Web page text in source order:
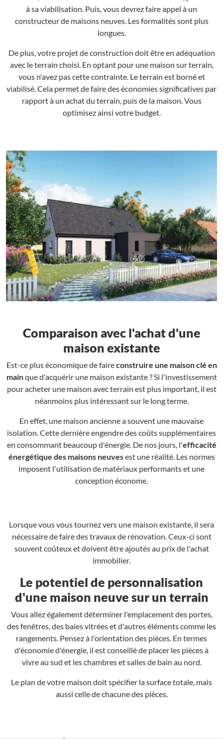
à sa viabilisation. Puis, vous devrez faire appel à un
constructeur de maisons neuves. Les formalités sont plus
longues.
De plus, votre projet de construction doit être en adéquation
avec le terrain choisi. En optant pour une maison sur terrain,
vous n'avez pas cette contrainte. Le terrain est borné et
viabilisé. Cela permet de faire des économies significatives par
rapport à un achat du terrain, puis de la maison. Vous
optimisez ainsi votre budget.
Comparaison avec l'achat d'une
maison existante
Est-ce plus économique de faireconstruire une maison clé en
mainque d'acquérir une maison existante ? Si l'investissement
pour acheter une maison avec terrain est plus important, il est
néanmoins plus intéressant sur le long terme.
En effet, une maison ancienne a souvent une mauvaise
isolation. Cette dernière engendre des coûts supplémentaires
en consommant beaucoup d'énergie. De nos jours, l'efficacité
énergétique des maisons neuvesest une réalité. Les normes
imposent l'utilisation de matériaux performants et une
conception économe.
Lorsque vous vous tournez vers une maison existante, il sera
nécessaire de faire des travaux de rénovation. Ceux-ci sont
souvent coûteux et doivent être ajoutés au prix de l'achat
immobilier.
Le potentiel de personnalisation
d'une maison neuve sur un terrain
Vous allez également déterminer l'emplacement des portes,
des fenêtres, des baies vitrées et d'autres éléments comme les
rangements. Pensez à l'orientation des pièces. En termes
d'économie d'énergie, il est conseillé de placer les pièces à
vivre au sud et les chambres et salles de bain au nord.
Le plan de votre maison doit spécifier la surface totale, mais
aussi celle de chacune des pièces.